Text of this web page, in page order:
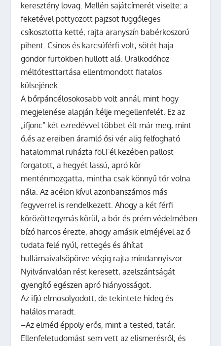
keresztény lovag. Mellén sajátcímerét viselte: a
feketével pöttyözött pajzsot függőleges
csíkosztotta ketté, rajta aranyszín babérkoszorú
pihent. Csinos és karcsúférfi volt, sötét haja
göndör fürtökben hullott alá. Uralkodóhoz
méltótesttartása ellentmondott fiatalos
külsejének.
A bőrpáncélosokosabb volt annál, mint hogy
megjelenése alapján ítélje megellenfelét. Ez az
„ifjonc” két ezredévvel többet élt már meg, mint
ő,és az ereiben áramló ősi vér alig felfogható
hatalommal ruházta föl.Fél kezében pallost
forgatott, a hegyét lassú, apró kör
menténmozgatta, mintha csak könnyű tőr volna
nála. Az acélon kívül azonbanszámos más
fegyverrel is rendelkezett. Ahogy a két férfi
körözöttegymás körül, a bőr és prém védelmében
bízó harcos érezte, ahogy amásik elméjével az ő
tudata felé nyúl, rettegés és áhítat
hullámaivalsöpörve végig rajta mindannyiszor.
Nyilvánvalóan rést keresett, azelszántságát
gyengítő egészen apró hiányosságot.
Az ifjú elmosolyodott, de tekintete hideg és
halálos maradt.
–Az elméd éppoly erős, mint a tested, tatár.
Ellenfeletudomást sem vett az elismerésről, és